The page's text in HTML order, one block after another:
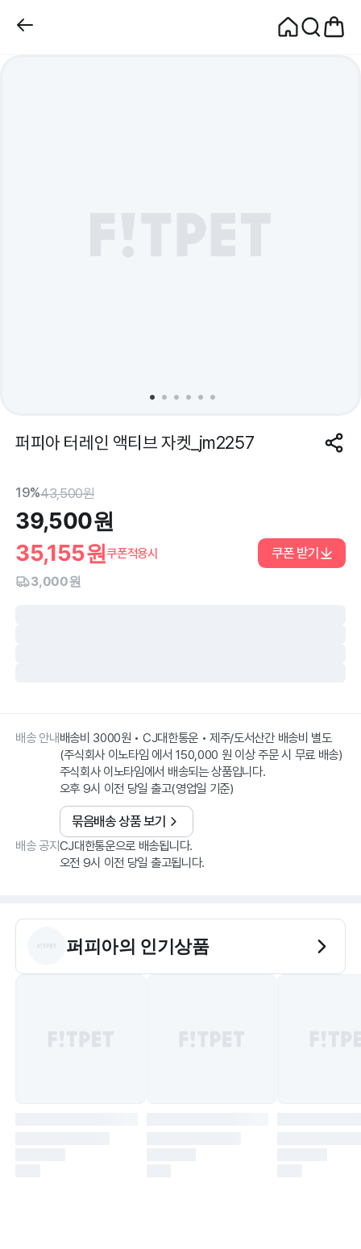
퍼피아 터레인 액티브 자켓_jm2257
19%43,500원
39,500원
35,155원쿠폰적용시 쿠폰 받기
3,000원
배송 안내배송비 3000원 • CJ대한통운 • 제주/도서산간 배송비 별도
(주식회사 이노타임 에서 150,000 원 이상 주문 시 무료 배송)
주식회사 이노타임에서 배송되는 상품입니다.
오후 9시 이전 당일 출고(영업일 기준)
묶음배송 상품 보기
배송 공지 CJ대한통운으로 배송됩니다.
오전 9시 이전 당일 출고됩니다.
퍼피아의 인기상품